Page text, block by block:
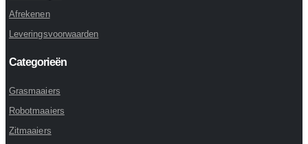
Afrekenen
Leveringsvoorwaarden
Categorieën
Grasmaaiers
Robotmaaiers
Zitmaaiers